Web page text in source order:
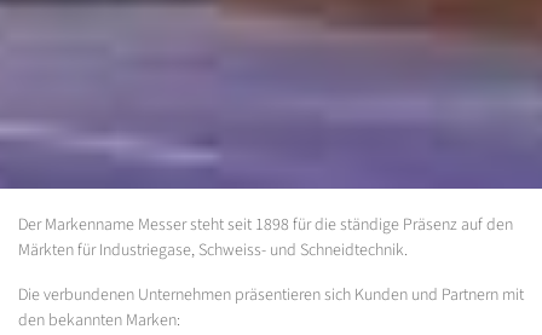
Der Markenname Messer steht seit 1898 für die ständige Präsenz auf den
Märkten für Industriegase, Schweiss- und Schneidtechnik.
Die verbundenen Unternehmen präsentieren sich Kunden und Partnern mit
den bekannten Marken: